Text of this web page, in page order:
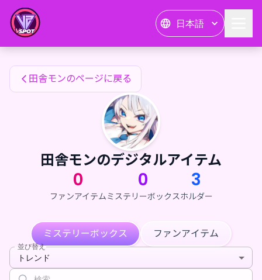
日本語
田舎モンのファンアイテム
田舎モンのページに戻る
田舎モンのデジタルアイテム
0
ファンアイテム
0
ミステリーボックス
3
ホルダー
ミステリーボックス ファンアイテム
並び替え
トレンド
田舎モンのファンアイテム — 24karat